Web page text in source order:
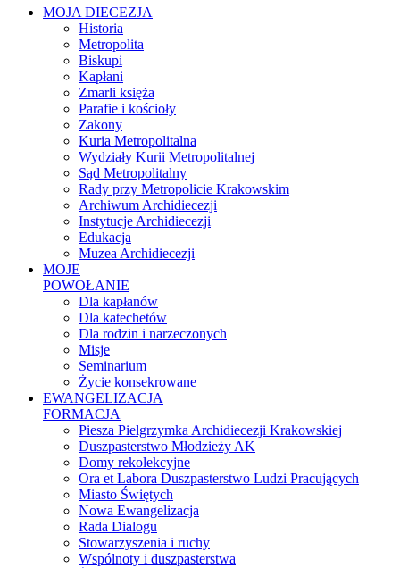
MOJA DIECEZJA
Historia
Metropolita
Biskupi
Kapłani
Zmarli księża
Parafie i kościoły
Zakony
Kuria Metropolitalna
Wydziały Kurii Metropolitalnej
Sąd Metropolitalny
Rady przy Metropolicie Krakowskim
Archiwum Archidiecezji
Instytucje Archidiecezji
Edukacja
Muzea Archidiecezji
MOJE
POWOŁANIE
Dla kapłanów
Dla katechetów
Dla rodzin i narzeczonych
Misje
Seminarium
Życie konsekrowane
EWANGELIZACJA
FORMACJA
Piesza Pielgrzymka Archidiecezji Krakowskiej
Duszpasterstwo Młodzieży AK
Domy rekolekcyjne
Ora et Labora Duszpasterstwo Ludzi Pracujących
Miasto Świętych
Nowa Ewangelizacja
Rada Dialogu
Stowarzyszenia i ruchy
Wspólnoty i duszpasterstwa